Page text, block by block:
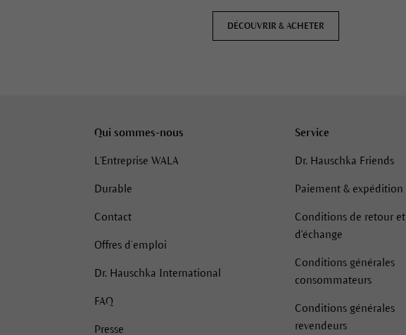
DÉCOUVRIR & ACHETER
Qui sommes-nous
L'Entreprise WALA
Durable
Contact
Offres d’emploi
Dr. Hauschka International
FAQ
Presse
Service
Dr. Hauschka Friends
Paiement & expédition
Conditions de retour et
d'échange
Conditions générales
consommateurs
Conditions générales
revendeurs